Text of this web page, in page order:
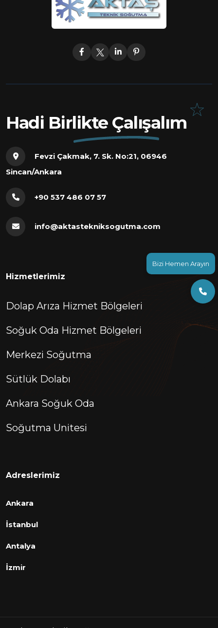
Bizi Hemen Arayın
Hadi Birlikte Çalışalım
Fevzi Çakmak, 7. Sk. No:21, 06946
Sincan/Ankara
+90 537 486 07 57
info@aktastekniksogutma.com
Hizmetlerimiz
Dolap Arıza Hizmet Bölgeleri
Soğuk Oda Hizmet Bölgeleri
Merkezi Soğutma
Sütlük Dolabı
Ankara Soğuk Oda
Soğutma Unitesi
Adreslerimiz
Ankara
İstanbul
Antalya
İzmir